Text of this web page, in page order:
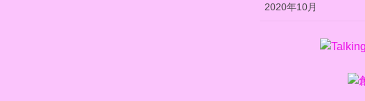
2020年10月